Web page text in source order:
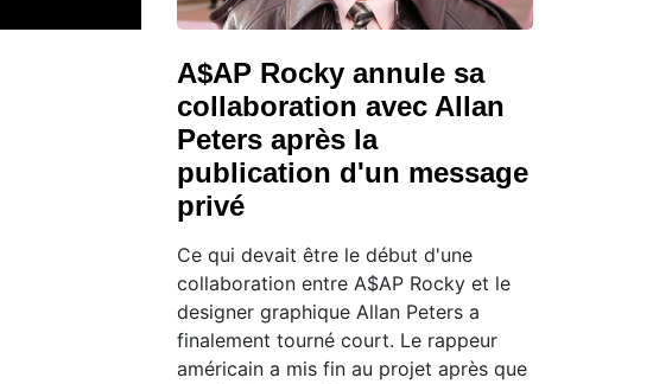
A$AP Rocky annule sa
collaboration avec Allan
Peters après la
publication d'un message
privé
Ce qui devait être le début d'une
collaboration entre A$AP Rocky et le
designer graphique Allan Peters a
finalement tourné court. Le rappeur
américain a mis fin au projet après que